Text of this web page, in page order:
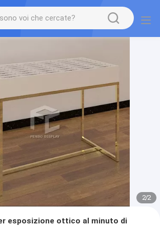
2/2
esposizione ottico al minuto di